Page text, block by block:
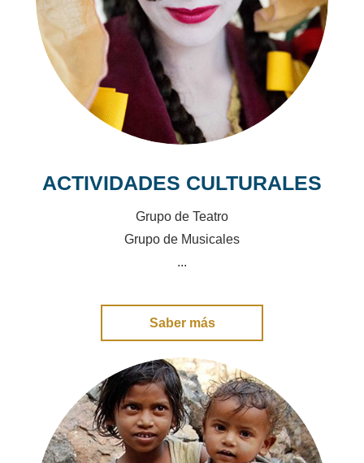
ACTIVIDADES CULTURALES
Grupo de Teatro
Grupo de Musicales
...
Saber más